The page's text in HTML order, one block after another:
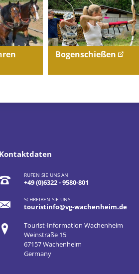
Bogenschießen
Kontaktdaten
RUFEN SIE UNS AN
+49 (0)6322 - 9580-801
SCHREIBEN SIE UNS
touristinfo@vg-wachenheim.de
Tourist-Information Wachenheim
Weinstraße 15
67157 Wachenheim
Germany